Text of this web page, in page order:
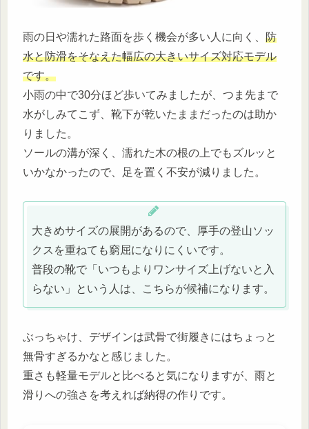
雨の日や濡れた路面を歩く機会が多い人に向く、 防
水と防滑をそなえた幅広の大きいサイズ対応モデル
です。
小雨の中で30分ほど歩いてみましたが、つま先まで
水がしみてこず、靴下が乾いたままだったのは助か
りました。
ソールの溝が深く、濡れた木の根の上でもズルッと
いかなかったので、足を置く不安が減りました。
大きめサイズの展開があるので、厚手の登山ソッ
クスを重ねても窮屈になりにくいです。
普段の靴で「いつもよりワンサイズ上げないと入
らない」という人は、こちらが候補になります。
ぶっちゃけ、デザインは武骨で街履きにはちょっと
無骨すぎるかなと感じました。
重さも軽量モデルと比べると気になりますが、雨と
滑りへの強さを考えれば納得の作りです。